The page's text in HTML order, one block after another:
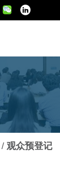
Linkedin
观众预登记